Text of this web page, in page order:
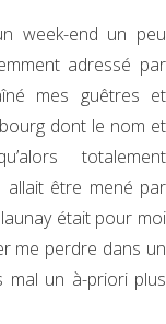
week-end un peu
adressé par
mes guêtres et
dont le nom et
totalement
être mené par
était pour moi
me perdre dans un
mal un à-priori plus